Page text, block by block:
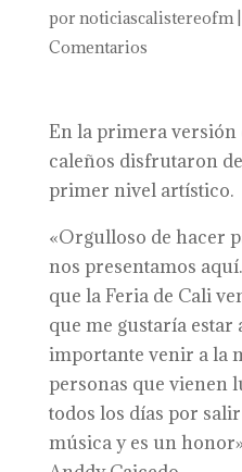
por noticiascalistereofm|
Comentarios
En la primera versión
caleños disfrutaron
primer nivel artístico.
«Orgulloso de hacer
nos presentamos
que la Feria de Cali
que me gustaría estar
importante venir a la
personas que vienen
todos los días por
música y es un